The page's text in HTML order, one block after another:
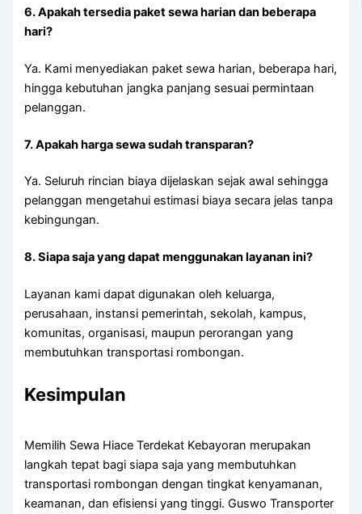
6. Apakah tersedia paket sewa harian dan beberapa
hari?
Ya. Kami menyediakan paket sewa harian, beberapa hari,
hingga kebutuhan jangka panjang sesuai permintaan
pelanggan.
7. Apakah harga sewa sudah transparan?
Ya. Seluruh rincian biaya dijelaskan sejak awal sehingga
pelanggan mengetahui estimasi biaya secara jelas tanpa
kebingungan.
8. Siapa saja yang dapat menggunakan layanan ini?
Layanan kami dapat digunakan oleh keluarga,
perusahaan, instansi pemerintah, sekolah, kampus,
komunitas, organisasi, maupun perorangan yang
membutuhkan transportasi rombongan.
Kesimpulan
Memilih Sewa Hiace Terdekat Kebayoran merupakan
langkah tepat bagi siapa saja yang membutuhkan
transportasi rombongan dengan tingkat kenyamanan,
keamanan, dan efisiensi yang tinggi. Guswo Transporter